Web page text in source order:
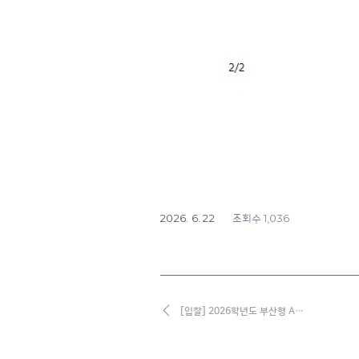
2026. 6. 22 조회수 1,036
[입찰] 2026학년도 부산형 A…